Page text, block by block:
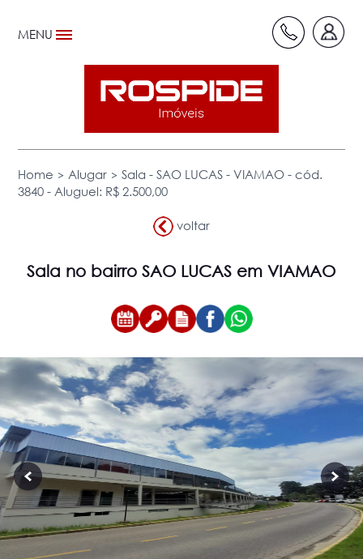
MENU
Home > Alugar > Sala - SAO LUCAS - VIAMAO - cód.
3840 - Aluguel: R$ 2.500,00
voltar
Sala no bairro SAO LUCAS em VIAMAO